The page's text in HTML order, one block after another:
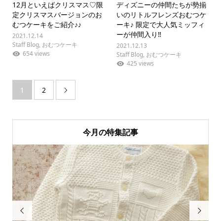
12月といえばクリスマス♡限
定クリスマスバージョンのお
むつケーキをご紹介♪♪
2021.12.14
Staff Blog, おむつケーキ
654 views
ディズニーの仲間たちが勢揃
いのリトルフレンズおむつケ
ーキ♪ 限定で大人気ミッフィ
ーが仲間入り‼︎
2021.12.13
Staff Blog, おむつケーキ
425 views
1 2 
今月の特集記事
 